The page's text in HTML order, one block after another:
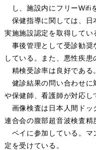
し、施設内にフリーWifi
保健指導に関しては、日
実施施設認定を取得してい
事後管理として受診勧奨
している。また、悪性疾患
精検受診率は良好である
健診結果の問い合わせに
や保健師、看護師が対応し
画像検査は日本人間ドッ
連合会の腹部超音波検査精
ベイに参加している。マ
定を受けている。